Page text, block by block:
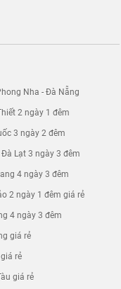
Nha - Đà Nẵng
2 ngày 1 đêm
3 ngày 2 đêm
Lạt 3 ngày 3 đêm
4 ngày 3 đêm
2 ngày 1 đêm giá rẻ
4 ngày 3 đêm
giá rẻ
rẻ
giá rẻ